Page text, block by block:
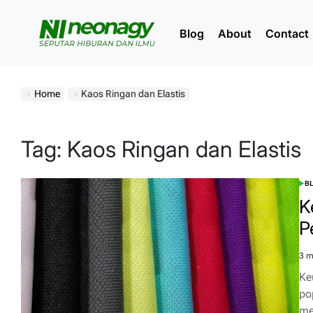
Blog About Contact
Home Kaos Ringan dan Elastis
Tag: Kaos Ringan dan Elastis
3